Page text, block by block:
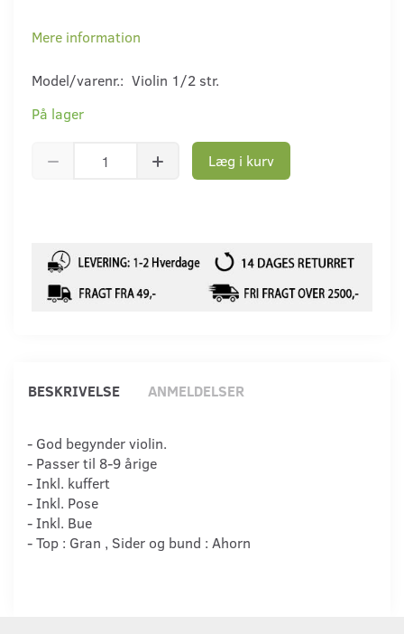
Mere information
Model/varenr.: Violin 1/2 str.
På lager
Læg i kurv
BESKRIVELSE ANMELDELSER
- God begynder violin.
- Passer til 8-9 årige
- Inkl. kuffert
- Inkl. Pose
- Inkl. Bue
- Top : Gran , Sider og bund : Ahorn